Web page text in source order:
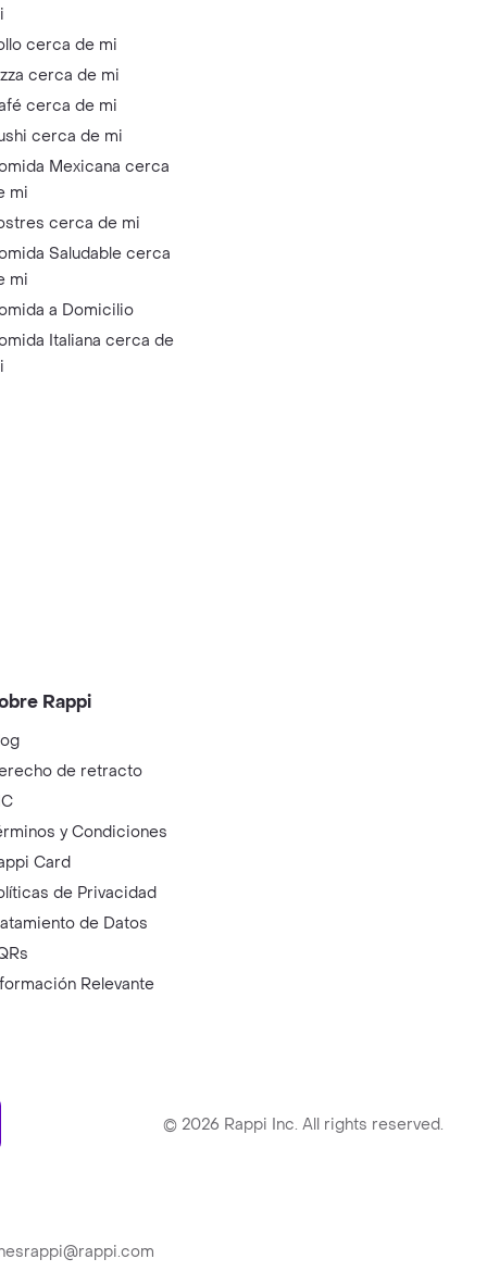
cerca de mi
cerca de mi
cerca de mi
cerca de mi
Mexicana cerca
mi
cerca de mi
Saludable cerca
mi
a Domicilio
Italiana cerca de
Rappi
de retracto
y Condiciones
Card
de Privacidad
de Datos
Relevante
© 2026 Rappi Inc. All rights reserved.